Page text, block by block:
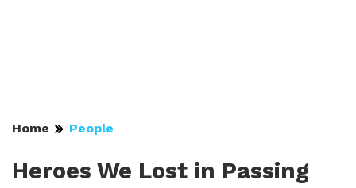
Home People
Heroes We Lost in Passing